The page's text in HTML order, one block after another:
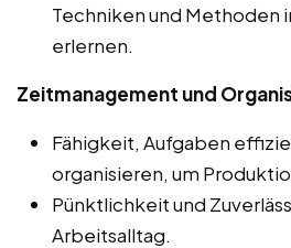
Techniken und Methoden
erlernen.
Zeitmanagement und
Fähigkeit, Aufgaben
organisieren, um
Pünktlichkeit und
Arbeitsalltag.